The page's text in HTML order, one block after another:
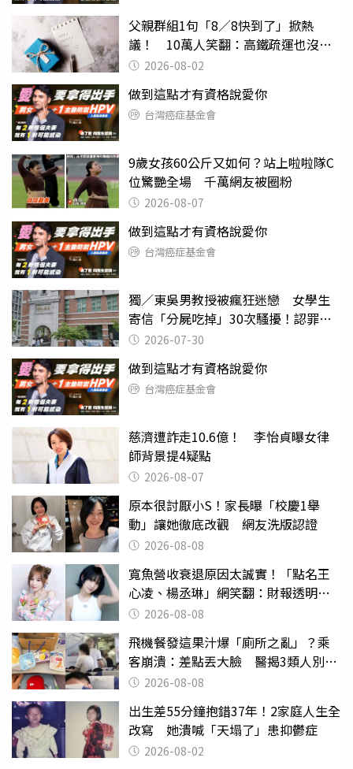
父親群組1句「8／8快到了」掀熱
議！ 10萬人笑翻：高鐵疏運也沒列
父親節
2026-08-02
做到這點才有資格說愛你
台灣癌症基金會
9歲女孩60公斤又如何？站上啦啦隊C
位驚艷全場 千萬網友被圈粉
2026-08-07
做到這點才有資格說愛你
台灣癌症基金會
獨／東吳男教授被瘋狂迷戀 女學生
寄信「分屍吃掉」30次騷擾！認罪免
關 2026-07-30
做到這點才有資格說愛你
台灣癌症基金會
慈濟遭詐走10.6億！ 李怡貞曝女律
師背景提4疑點
2026-08-07
原本很討厭小S！家長曝「校慶1舉
動」讓她徹底改觀 網友洗版認證
2026-08-08
寬魚營收衰退原因太誠實！「點名王
心凌、楊丞琳」網笑翻：財報透明度
滿分2026-08-08
飛機餐發這果汁爆「廁所之亂」？乘
客崩潰：差點丟大臉 醫揭3類人別亂
喝 2026-08-08
出生差55分鐘抱錯37年！2家庭人生全
改寫 她潰喊「天塌了」患抑鬱症
2026-08-02